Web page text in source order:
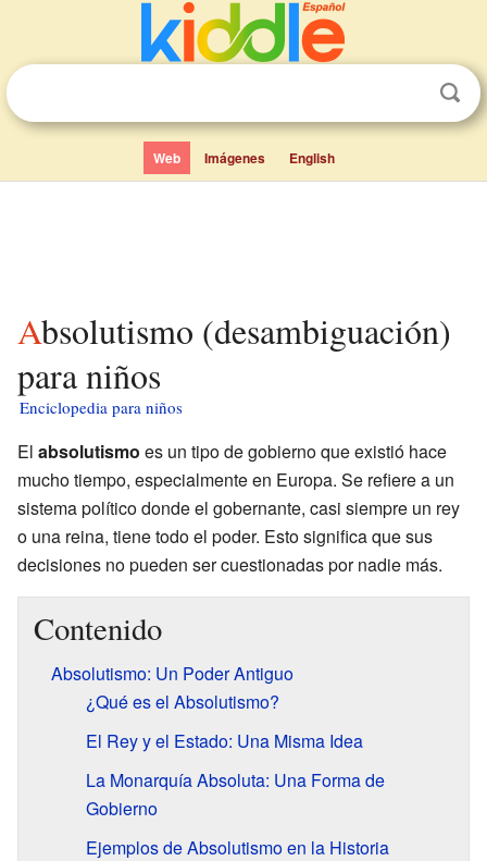
Web Imágenes English
Absolutismo (desambiguación)
para niños
Enciclopedia para niños
El absolutismo es un tipo de gobierno que existió hace
mucho tiempo, especialmente en Europa. Se refiere a un
sistema político donde el gobernante, casi siempre un rey
o una reina, tiene todo el poder. Esto significa que sus
decisiones no pueden ser cuestionadas por nadie más.
Contenido
Absolutismo: Un Poder Antiguo
¿Qué es el Absolutismo?
El Rey y el Estado: Una Misma Idea
La Monarquía Absoluta: Una Forma de
Gobierno
Ejemplos de Absolutismo en la Historia